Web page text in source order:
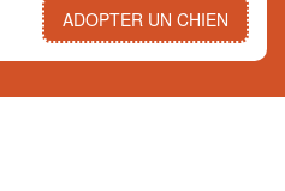
ADOPTER UN CHIEN